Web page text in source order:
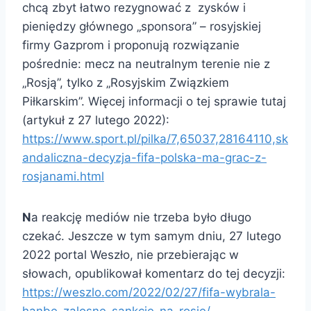
chcą zbyt łatwo rezygnować z zysków i
pieniędzy głównego „sponsora” – rosyjskiej
firmy Gazprom i proponują rozwiązanie
pośrednie: mecz na neutralnym terenie nie z
„Rosją”, tylko z „Rosyjskim Związkiem
Piłkarskim”. Więcej informacji o tej sprawie tutaj
(artykuł z 27 lutego 2022):
https://www.sport.pl/pilka/7,65037,28164110,sk
andaliczna-decyzja-fifa-polska-ma-grac-z-
rosjanami.html
Na reakcję mediów nie trzeba było długo
czekać. Jeszcze w tym samym dniu, 27 lutego
2022 portal Weszło, nie przebierając w
słowach, opublikował komentarz do tej decyzji:
https://weszlo.com/2022/02/27/fifa-wybrala-